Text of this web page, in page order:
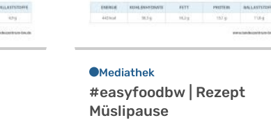
Mediathek
#easyfoodbw | Rezept
Müslipause